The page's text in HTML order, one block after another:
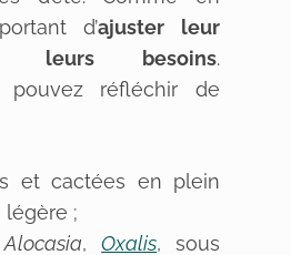
d’ajuster leur
leurs besoins.
pouvez réfléchir de
et cactées en plein
légère ;
Alocasia,Oxalis, sous